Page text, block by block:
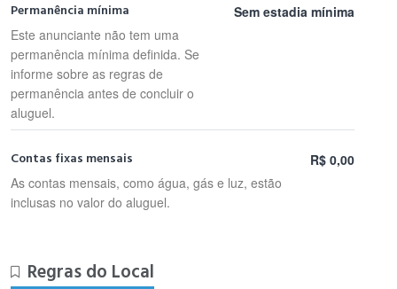
Permanência mínima
Este anunciante não tem uma
permanência mínima definida. Se
informe sobre as regras de
permanência antes de concluir o
aluguel.
Sem estadia mínima
Contas fixas mensais
As contas mensais, como água, gás e luz, estão
inclusas no valor do aluguel.
R$ 0,00
Regras do Local